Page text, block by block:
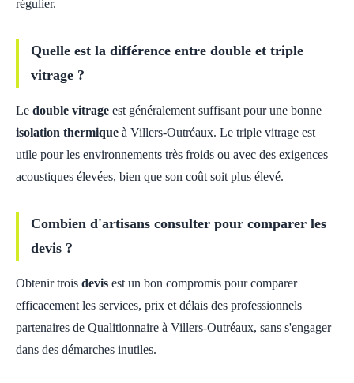
régulier.
Quelle est la différence entre double et triple
vitrage ?
Le double vitrage est généralement suffisant pour une bonne
isolation thermique à Villers-Outréaux. Le triple vitrage est
utile pour les environnements très froids ou avec des exigences
acoustiques élevées, bien que son coût soit plus élevé.
Combien d'artisans consulter pour comparer les
devis ?
Obtenir trois devis est un bon compromis pour comparer
efficacement les services, prix et délais des professionnels
partenaires de Qualitionnaire à Villers-Outréaux, sans s'engager
dans des démarches inutiles.